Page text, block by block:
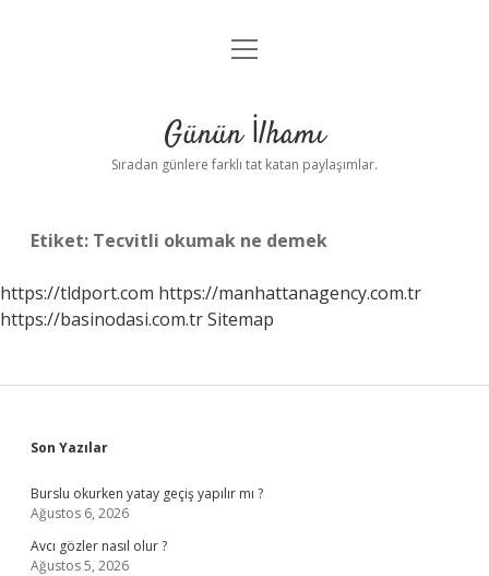
Anasayfa
Yasal Uyarı
menüyü
Günün İlhamı
Sıradan günlere farklı tat katan paylaşımlar.
Etiket: Tecvitli okumak ne demek
https://tldport.com https://manhattanagency.com.tr
https://basinodasi.com.trSitemap
Sidebar
Son Yazılar
Burslu okurken yatay geçiş yapılır mı ?
Ağustos 6, 2026
Avcı gözler nasıl olur ?
Ağustos 5, 2026